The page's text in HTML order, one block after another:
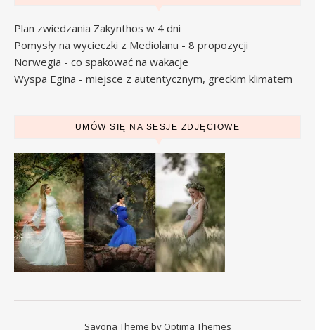
Plan zwiedzania Zakynthos w 4 dni
Pomysły na wycieczki z Mediolanu - 8 propozycji
Norwegia - co spakować na wakacje
Wyspa Egina - miejsce z autentycznym, greckim klimatem
UMÓW SIĘ NA SESJE ZDJĘCIOWE
Savona Theme by Optima Themes